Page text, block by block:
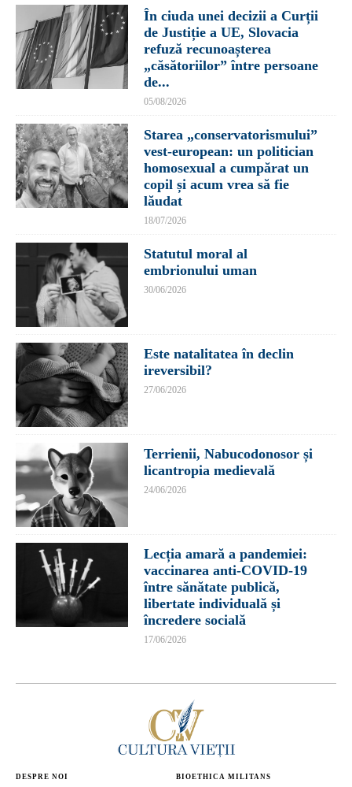
În ciuda unei decizii a Curții
de Justiție a UE, Slovacia
refuză recunoașterea
„căsătoriilor” între persoane
de...
05/08/2026
Starea „conservatorismului”
vest-european: un politician
homosexual a cumpărat un
copil și acum vrea să fie
lăudat
18/07/2026
Statutul moral al
embrionului uman
30/06/2026
Este natalitatea în declin
ireversibil?
27/06/2026
Terrienii, Nabucodonosor și
licantropia medievală
24/06/2026
Lecția amară a pandemiei:
vaccinarea anti-COVID-19
între sănătate publică,
libertate individuală și
încredere socială
17/06/2026
DESPRE NOI BIOETHICA MILITANS